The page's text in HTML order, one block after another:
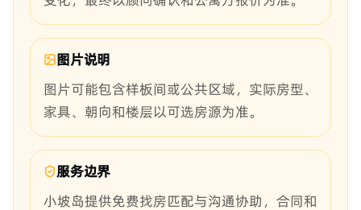
图片说明
图片可能包含样板间或公共区域，实际房型、
家具、朝向和楼层以可选房源为准。
服务边界
小坡岛提供免费找房匹配与沟通协助，合同和